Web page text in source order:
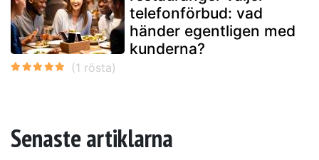
telefonförbud: vad
händer egentligen med
kunderna?
Senaste artiklarna